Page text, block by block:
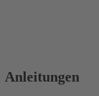
Anleitungen